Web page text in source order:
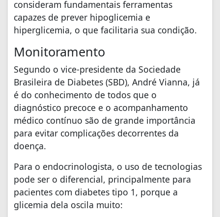
consideram fundamentais ferramentas
capazes de prever hipoglicemia e
hiperglicemia, o que facilitaria sua condição.
Monitoramento
Segundo o vice-presidente da Sociedade
Brasileira de Diabetes (SBD), André Vianna, já
é do conhecimento de todos que o
diagnóstico precoce e o acompanhamento
médico contínuo são de grande importância
para evitar complicações decorrentes da
doença.
Para o endocrinologista, o uso de tecnologias
pode ser o diferencial, principalmente para
pacientes com diabetes tipo 1, porque a
glicemia dela oscila muito: